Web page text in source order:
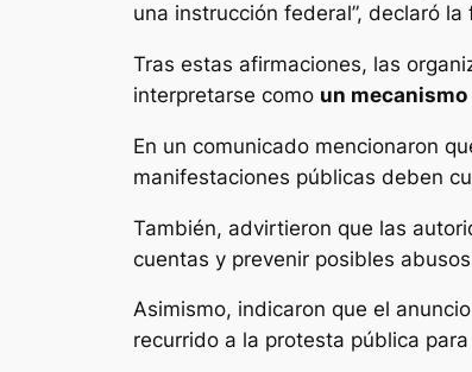
una instrucción federal”, declaró la
Tras estas afirmaciones, las
interpretarse como un
En un comunicado mencionaron
manifestaciones públicas deben
También, advirtieron que las
cuentas y prevenir posibles
Asimismo, indicaron que el
recurrido a la protesta pública